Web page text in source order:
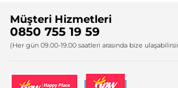
Bize Ulaşın
Firma Bilgileri
Müşteri Hizmetleri
0850 755 19 59
(Her gün 09.00-19.00 saatleri arasında bize